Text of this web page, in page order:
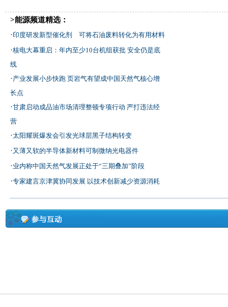
>能源频道精选：
·印度研发新型催化剂 可将石油废料转化为有用材料
·核电大幕重启：年内至少10台机组获批 安全仍是底
线
·产业发展小步快跑 页岩气有望成中国天然气核心增
长点
·甘肃启动成品油市场清理整顿专项行动 严打违法经
营
·太阳耀斑爆发会引发光球层黑子结构转变
·又薄又软的半导体新材料可制微纳光电器件
·业内称中国天然气发展正处于“三期叠加”阶段
·专家建言京津冀协同发展 以技术创新减少资源消耗